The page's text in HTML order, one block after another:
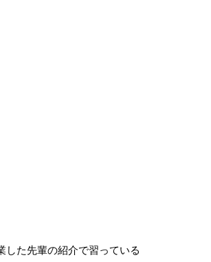
した先輩の紹介で習っている